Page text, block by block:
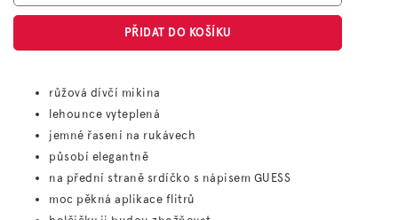
PŘIDAT DO KOŠÍKU
růžová dívčí mikina
lehounce vyteplená
jemné řasení na rukávech
působí elegantně
na přední straně srdíčko s nápisem GUESS
moc pěkná aplikace flitrů